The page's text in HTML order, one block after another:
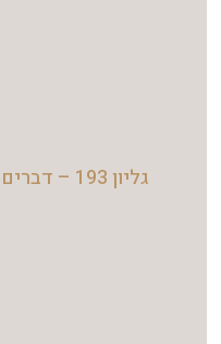
גליון 193 – דברים